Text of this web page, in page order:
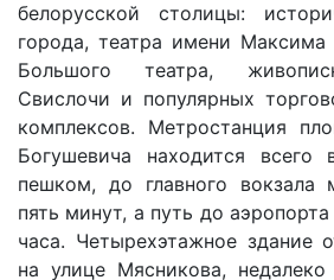
белорусской столицы:
города, театра имени Максима
Большого театра,
Свислочи и популярных
комплексов. Метростанция
Богушевича находится всего
пешком, до главного вокзала
пять минут, а путь до
часа. Четырехэтажное здание
на улице Мясникова,